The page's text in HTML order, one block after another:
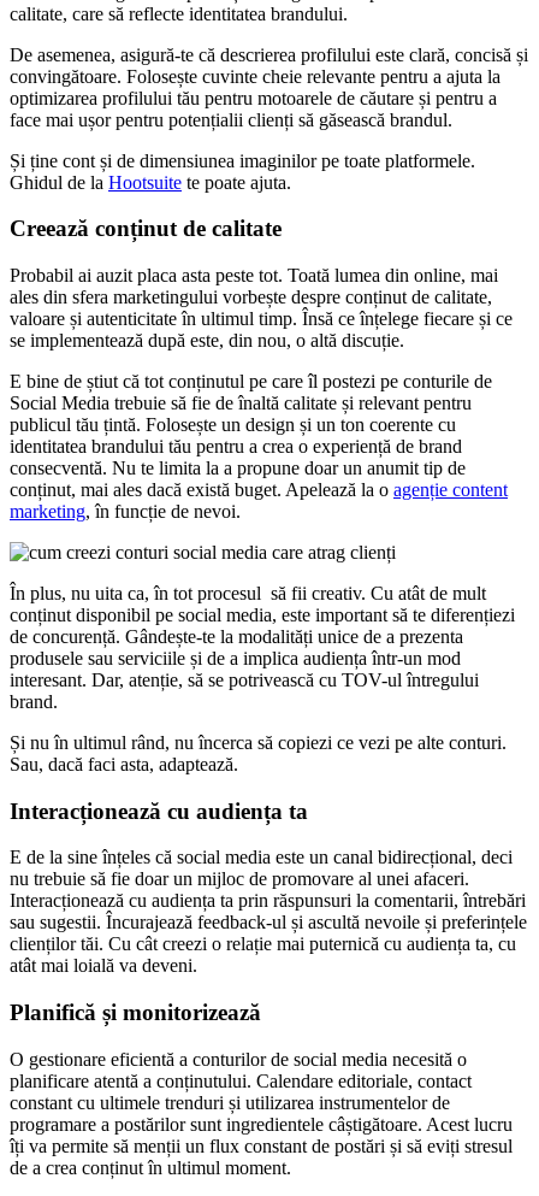
calitate, care să reflecte identitatea brandului.
De asemenea, asigură-te că descrierea profilului este clară, concisă și
convingătoare. Folosește cuvinte cheie relevante pentru a ajuta la
optimizarea profilului tău pentru motoarele de căutare și pentru a
face mai ușor pentru potențialii clienți să găsească brandul.
Și ține cont și de dimensiunea imaginilor pe toate platformele.
Ghidul de la Hootsuite te poate ajuta.
Creează conținut de calitate
Probabil ai auzit placa asta peste tot. Toată lumea din online, mai
ales din sfera marketingului vorbește despre conținut de calitate,
valoare și autenticitate în ultimul timp. Însă ce înțelege fiecare și ce
se implementează după este, din nou, o altă discuție.
E bine de știut că tot conținutul pe care îl postezi pe conturile de
Social Media trebuie să fie de înaltă calitate și relevant pentru
publicul tău țintă. Folosește un design și un ton coerente cu
identitatea brandului tău pentru a crea o experiență de brand
consecventă. Nu te limita la a propune doar un anumit tip de
conținut, mai ales dacă există buget. Apelează la o agenție content
marketing, în funcție de nevoi.
În plus, nu uita ca, în tot procesul să fii creativ. Cu atât de mult
conținut disponibil pe social media, este important să te diferențiezi
de concurență. Gândește-te la modalități unice de a prezenta
produsele sau serviciile și de a implica audiența într-un mod
interesant. Dar, atenție, să se potrivească cu TOV-ul întregului
brand.
Și nu în ultimul rând, nu încerca să copiezi ce vezi pe alte conturi.
Sau, dacă faci asta, adaptează.
Interacționează cu audiența ta
E de la sine înțeles că social media este un canal bidirecțional, deci
nu trebuie să fie doar un mijloc de promovare al unei afaceri.
Interacționează cu audiența ta prin răspunsuri la comentarii, întrebări
sau sugestii. Încurajează feedback-ul și ascultă nevoile și preferințele
clienților tăi. Cu cât creezi o relație mai puternică cu audiența ta, cu
atât mai loială va deveni.
Planifică și monitorizează
O gestionare eficientă a conturilor de social media necesită o
planificare atentă a conținutului. Calendare editoriale, contact
constant cu ultimele trenduri și utilizarea instrumentelor de
programare a postărilor sunt ingredientele câștigătoare. Acest lucru
îți va permite să menții un flux constant de postări și să eviți stresul
de a crea conținut în ultimul moment.